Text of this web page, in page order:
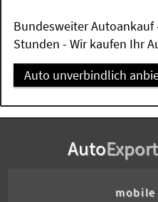
Bundesweiter
Stunden - Wir kaufen Ihr
Auto unverbindlich
AutoExport
mobile